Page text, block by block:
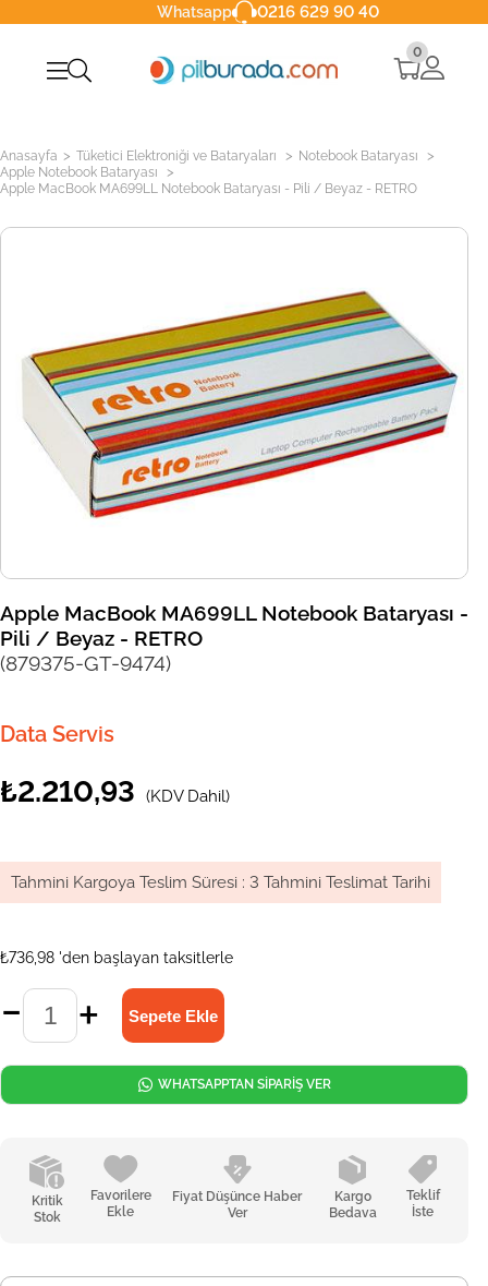
Whatsapp 0216 629 90 40
0
Anasayfa > Tüketici Elektroniği ve Bataryaları > Notebook Bataryası >
Apple Notebook Bataryası >
Apple MacBook MA699LL Notebook Bataryası - Pili / Beyaz - RETRO
Apple MacBook MA699LL Notebook Bataryası -
Pili / Beyaz - RETRO
(879375-GT-9474)
Data Servis
₺2.210,93 (KDV Dahil)
Tahmini Kargoya Teslim Süresi : 3 Tahmini Teslimat Tarihi
₺736,98 'den başlayan taksitlerle
Kritik
Stok
Favorilere
Ekle
Fiyat Düşünce Haber
Ver
Kargo
Bedava
Teklif
İste
WHATSAPPTAN SİPARİŞ VER